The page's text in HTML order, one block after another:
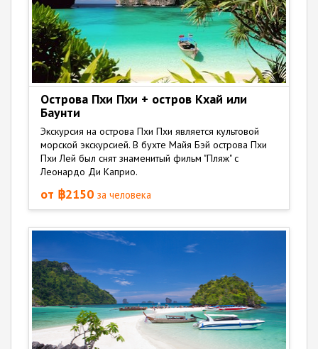
Острова Пхи Пхи + остров Кхай или
Баунти
Экскурсия на острова Пхи Пхи является культовой
морской экскурсией. В бухте Майя Бэй острова Пхи
Пхи Лей был снят знаменитый фильм "Пляж" с
Леонардо Ди Каприо.
от ฿2150 за человека